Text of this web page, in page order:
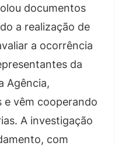
documentos
a realização de
a ocorrência
da
Agência,
e vêm cooperando
A investigação
com